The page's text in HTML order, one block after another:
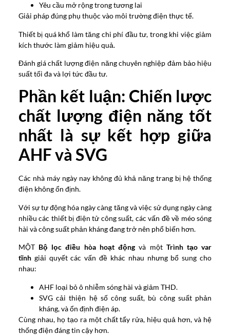
Yêu cầu mở rộng trong tương lai
Giải pháp đúng phụ thuộc vào môi trường điện thực tế.
Thiết bị quá khổ làm tăng chi phí đầu tư, trong khi việc giảm
kích thước làm giảm hiệu quả.
Đánh giá chất lượng điện năng chuyên nghiệp đảm bảo hiệu
suất tối đa và lợi tức đầu tư.
Phần kết luận: Chiến lược
chất lượng điện năng tốt
nhất là sự kết hợp giữa
AHF và SVG
Các nhà máy ngày nay không đủ khả năng trang bị hệ thống
điện không ổn định.
Với sự tự động hóa ngày càng tăng và việc sử dụng ngày càng
nhiều các thiết bị điện tử công suất, các vấn đề về méo sóng
hài và công suất phản kháng đang trở nên phổ biến hơn.
MỘT Bộ lọc điều hòa hoạt động và một Trình tạo var
tĩnhgiải quyết các vấn đề khác nhau nhưng bổ sung cho
nhau:
AHF loại bỏ ô nhiễm sóng hài và giảm THD.
SVG cải thiện hệ số công suất, bù công suất phản
kháng, và ổn định điện áp.
Cùng nhau, họ tạo ra một chất tẩy rửa, hiệu quả hơn, và hệ
thống điện đáng tin cậy hơn.